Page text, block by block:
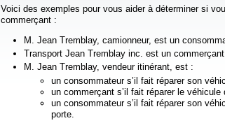
Voici des exemples pour vous aider à déterminer si
commerçant :
M. Jean Tremblay, camionneur, est un
Transport Jean Tremblay inc. est un
M. Jean Tremblay, vendeur itinérant, est :
un consommateur s’il fait réparer son
un commerçant s’il fait réparer le véhicule
un consommateur s’il fait réparer son
porte.